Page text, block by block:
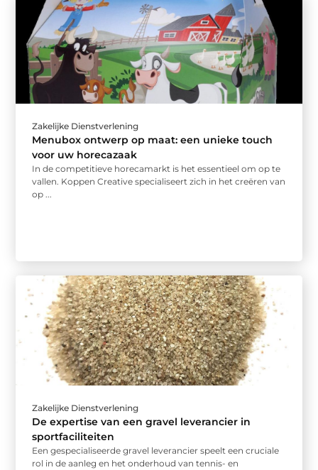
Zakelijke Dienstverlening
Menubox ontwerp op maat: een unieke touch
voor uw horecazaak
In de competitieve horecamarkt is het essentieel om op te
vallen. Koppen Creative specialiseert zich in het creëren van
op ...
Zakelijke Dienstverlening
De expertise van een gravel leverancier in
sportfaciliteiten
Een gespecialiseerde gravel leverancier speelt een cruciale
rol in de aanleg en het onderhoud van tennis- en